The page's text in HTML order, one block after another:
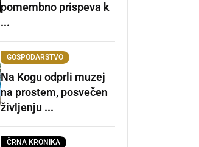
pomembno prispeva k
...
GOSPODARSTVO
Na Kogu odprli muzej
na prostem, posvečen
življenju ...
ČRNA KRONIKA